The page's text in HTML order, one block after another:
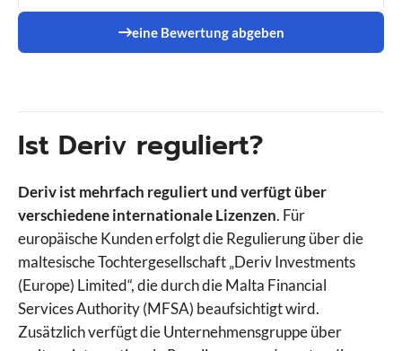
VS
Wähle Broker Aus
eine Bewertung abgeben
Ist Deriv reguliert?
Deriv ist mehrfach reguliert und verfügt über
verschiedene internationale Lizenzen. Für
europäische Kunden erfolgt die Regulierung über die
maltesische Tochtergesellschaft „Deriv Investments
(Europe) Limited“, die durch die Malta Financial
Services Authority (MFSA) beaufsichtigt wird.
Zusätzlich verfügt die Unternehmensgruppe über